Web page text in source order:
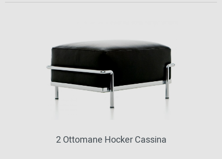
2 Ottomane Hocker Cassina